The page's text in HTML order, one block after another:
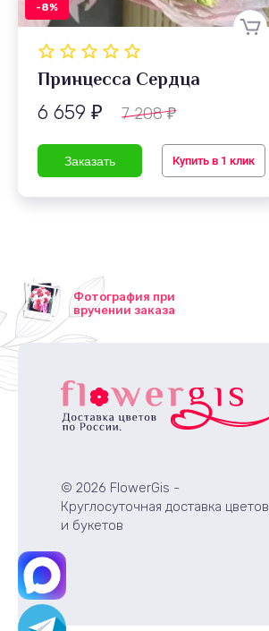
-8%
Принцесса Сердца
6 659 ₽ 7 208₽
Купить в 1 клик
Фотография при
вручении заказа
© 2026 FlowerGis -
Круглосуточная доставка цветов
и букетов